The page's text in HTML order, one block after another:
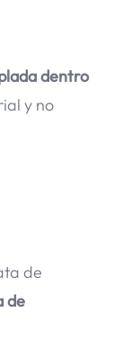
dentro
y no
de
de